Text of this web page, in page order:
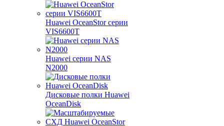
Huawei OceanStor серии
VIS6600T
Huawei серии NAS
N2000
Дисковые полки Huawei
OceanDisk